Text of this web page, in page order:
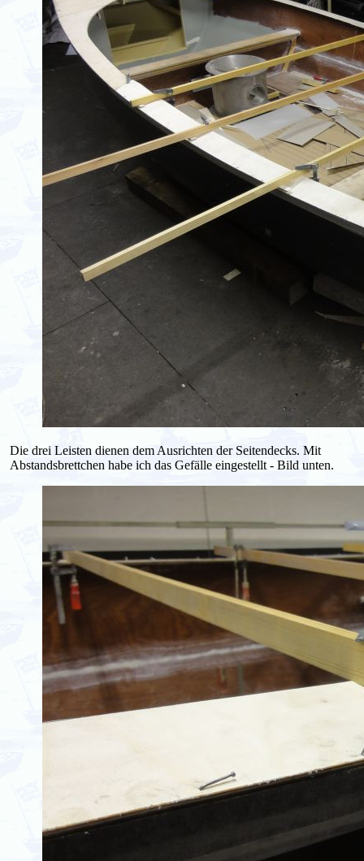
Die drei Leisten dienen dem Ausrichten der Seitendecks. Mit
Abstandsbrettchen habe ich das Gefälle eingestellt - Bild unten.